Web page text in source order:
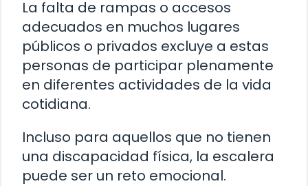
La falta de rampas o accesos
adecuados en muchos lugares
públicos o privados excluye a estas
personas de participar plenamente
en diferentes actividades de la vida
cotidiana.
Incluso para aquellos que no tienen
una discapacidad física, la escalera
puede ser un reto emocional.